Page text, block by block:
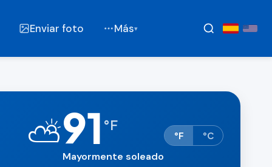
Enviar foto Más▾
⛅91 °F
Mayormente soleado
°F °C